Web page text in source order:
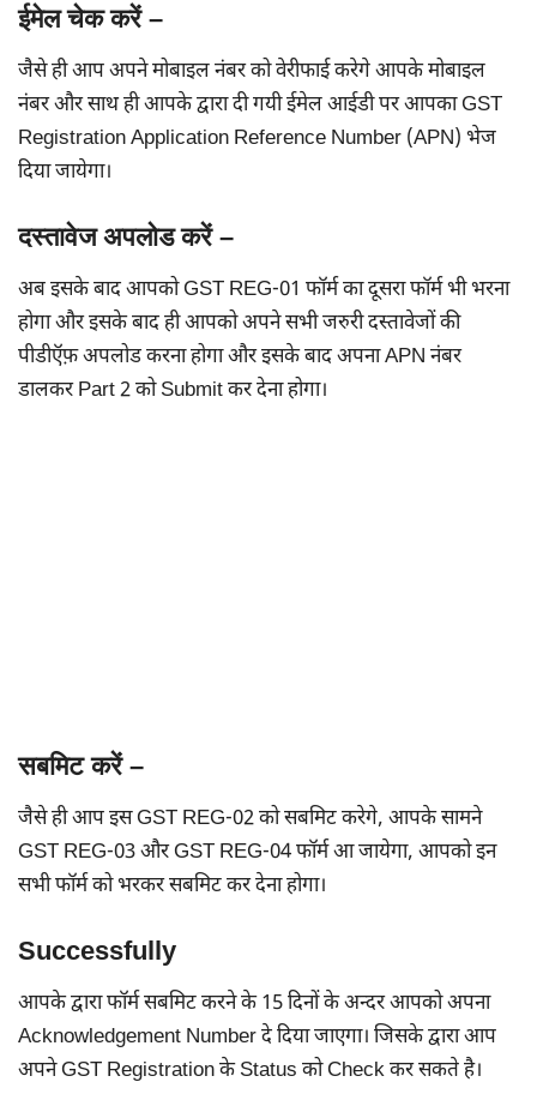
ईमेल चेक करें –
जैसे ही आप अपने मोबाइल नंबर को वेरीफाई करेगे आपके मोबाइल
नंबर और साथ ही आपके द्वारा दी गयी ईमेल आईडी पर आपका GST
Registration Application Reference Number (APN) भेज
दिया जायेगा।
दस्तावेज अपलोड करें –
अब इसके बाद आपको GST REG-01 फॉर्म का दूसरा फॉर्म भी भरना
होगा और इसके बाद ही आपको अपने सभी जरुरी दस्तावेजों की
पीडीऍफ़ अपलोड करना होगा और इसके बाद अपना APN नंबर
डालकर Part 2 को Submit कर देना होगा।
सबमिट करें –
जैसे ही आप इस GST REG-02 को सबमिट करेगे, आपके सामने
GST REG-03 और GST REG-04 फॉर्म आ जायेगा, आपको इन
सभी फॉर्म को भरकर सबमिट कर देना होगा।
Successfully
आपके द्वारा फॉर्म सबमिट करने के 15 दिनों के अन्दर आपको अपना
Acknowledgement Number दे दिया जाएगा। जिसके द्वारा आप
अपने GST Registration के Status को Check कर सकते है।